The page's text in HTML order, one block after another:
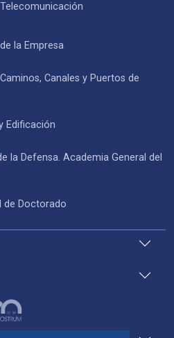
la Empresa
Canales y Puertos de
Edificación
la Defensa. Academia General del
de Doctorado